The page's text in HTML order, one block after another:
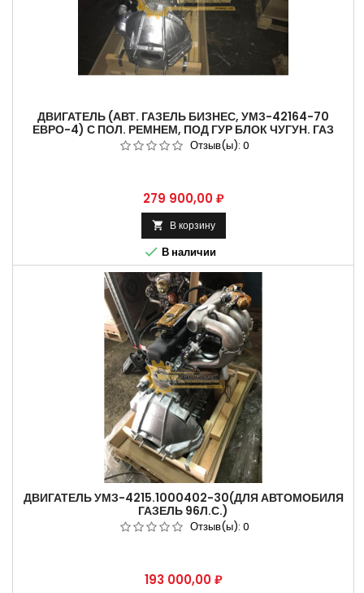
ДВИГАТЕЛЬ (АВТ. ГАЗЕЛЬ БИЗНЕС, УМЗ-42164-70
ЕВРО-4) С ПОЛ. РЕМНЕМ, ПОД ГУР БЛОК ЧУГУН. ГАЗ
ОРИГИНАЛ АРТИКУЛ 42164.1000402-170
Отзыв(ы): 0
Цена
279 900,00 ₽
 В корзину
 В наличии
ДВИГАТЕЛЬ УМЗ-4215.1000402-30(ДЛЯ АВТОМОБИЛЯ
ГАЗЕЛЬ 96Л.С.)
Отзыв(ы): 0
Цена
193 000,00 ₽